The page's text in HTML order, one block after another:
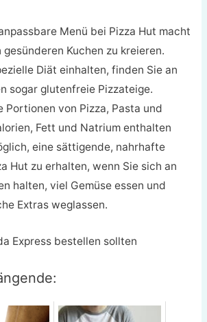
Menü bei Pizza Hut macht
Kuchen zu kreieren.
Diät einhalten, finden Sie an
sogar glutenfreie Pizzateige.
Portionen von Pizza, Pasta und
Fett und Natrium enthalten
eine sättigende, nahrhafte
Hut zu erhalten, wenn Sie sich an
halten, viel Gemüse essen und
Extras weglassen.
Express bestellen sollten